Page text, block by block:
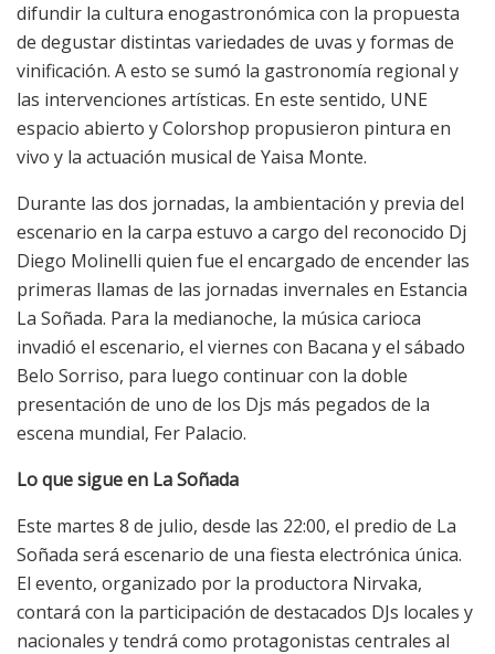
difundir la cultura enogastronómica con la propuesta
de degustar distintas variedades de uvas y formas de
vinificación. A esto se sumó la gastronomía regional y
las intervenciones artísticas. En este sentido, UNE
espacio abierto y Colorshop propusieron pintura en
vivo y la actuación musical de Yaisa Monte.
Durante las dos jornadas, la ambientación y previa del
escenario en la carpa estuvo a cargo del reconocido Dj
Diego Molinelli quien fue el encargado de encender las
primeras llamas de las jornadas invernales en Estancia
La Soñada. Para la medianoche, la música carioca
invadió el escenario, el viernes con Bacana y el sábado
Belo Sorriso, para luego continuar con la doble
presentación de uno de los Djs más pegados de la
escena mundial, Fer Palacio.
Lo que sigue en La Soñada
Este martes 8 de julio, desde las 22:00, el predio de La
Soñada será escenario de una fiesta electrónica única.
El evento, organizado por la productora Nirvaka,
contará con la participación de destacados DJs locales y
nacionales y tendrá como protagonistas centrales al